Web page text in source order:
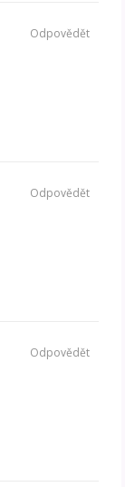
Odpovědět
Odpovědět
Odpovědět